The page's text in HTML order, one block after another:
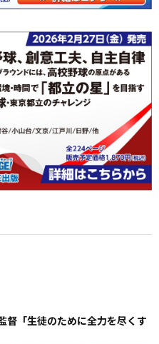
督「生徒のために全力を尽くす